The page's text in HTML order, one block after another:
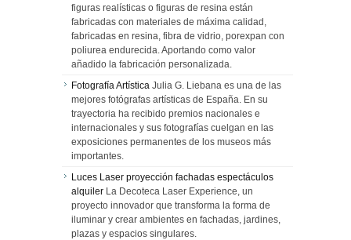
figuras realísticas o figuras de resina están
fabricadas con materiales de máxima calidad,
fabricadas en resina, fibra de vidrio, porexpan con
poliurea endurecida. Aportando como valor
añadido la fabricación personalizada.
Fotografía Artística Julia G. Liebana es una de las
mejores fotógrafas artísticas de España. En su
trayectoria ha recibido premios nacionales e
internacionales y sus fotografías cuelgan en las
exposiciones permanentes de los museos más
importantes.
Luces Laser proyección fachadas espectáculos
alquiler La Decoteca Laser Experience, un
proyecto innovador que transforma la forma de
iluminar y crear ambientes en fachadas, jardines,
plazas y espacios singulares.